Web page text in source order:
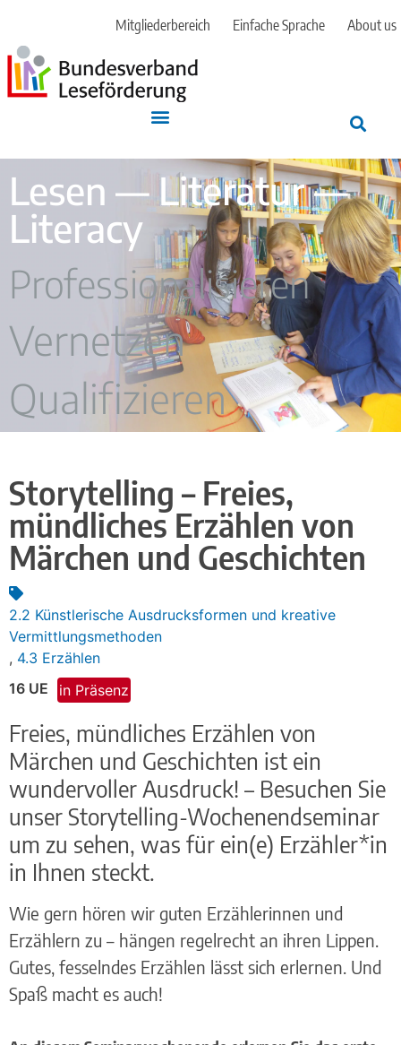
Mitgliederbereich Einfache Sprache About us
Lesen — Literatur —
Literacy
Professionalisieren
Vernetzen
Qualifizieren
Storytelling – Freies,
mündliches Erzählen von
Märchen und Geschichten
2.2 Künstlerische Ausdrucksformen und kreative
Vermittlungsmethoden
, 4.3 Erzählen
16 UE
in Präsenz
Freies, mündliches Erzählen von
Märchen und Geschichten ist ein
wundervoller Ausdruck! – Besuchen Sie
unser Storytelling-Wochenendseminar
um zu sehen, was für ein(e) Erzähler*in
in Ihnen steckt.
Wie gern hören wir guten Erzählerinnen und
Erzählern zu – hängen regelrecht an ihren Lippen.
Gutes, fesselndes Erzählen lässt sich erlernen. Und
Spaß macht es auch!